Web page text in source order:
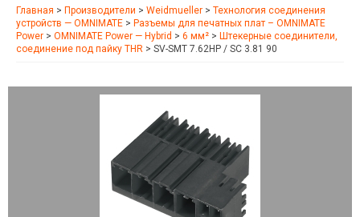
Рынки
Новости
Главная > Производители > Weidmueller > Технология соединения
устройств — OMNIMATE > Разъемы для печатных плат – OMNIMATE
Power > OMNIMATE Power — Hybrid > 6 мм² > Штекерные соединители,
соединение под пайку THR > SV-SMT 7.62HP / SC 3.81 90